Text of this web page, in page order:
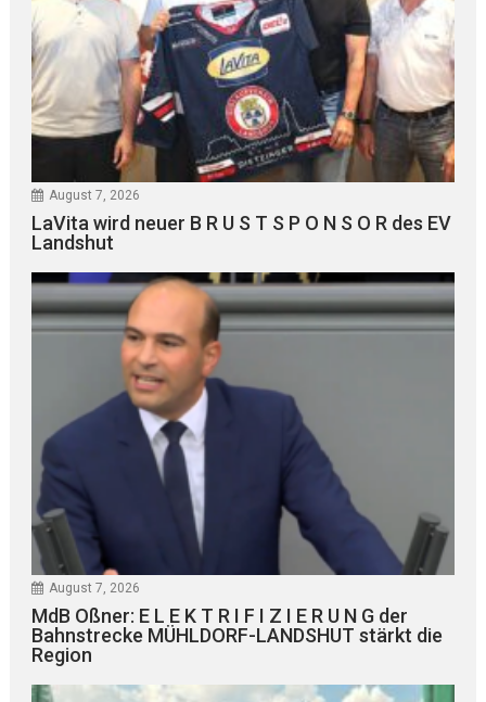
August 7, 2026
LaVita wird neuer B R U S T S P O N S O R des EV
Landshut
August 7, 2026
MdB Oßner: E L E K T R I F I Z I E R U N G der
Bahnstrecke MÜHLDORF-LANDSHUT stärkt die
Region